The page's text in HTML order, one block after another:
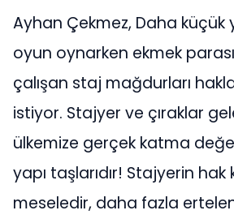
Ayhan Çekmez, Daha küçük
oyun oynarken ekmek
çalışan staj mağdurları
istiyor. Stajyer ve çıraklar
ülkemize gerçek katma
yapı taşlarıdır! Stajyerin hak
meseledir, daha fazla